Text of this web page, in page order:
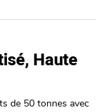
Haute
de 50 tonnes avec